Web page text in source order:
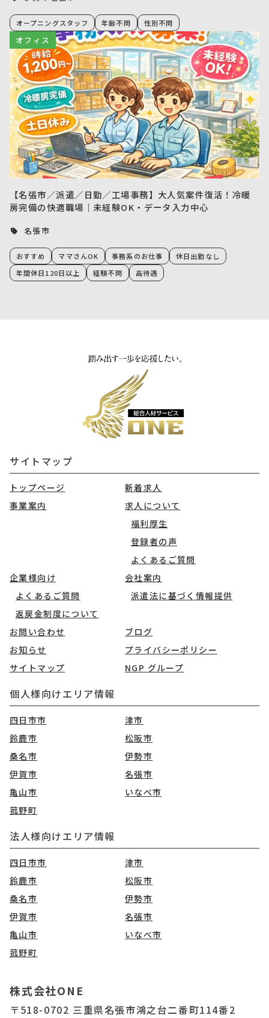
オープニングスタッフ 年齢不問 性別不問
オフィス
【名張市／派遣／日勤／工場事務】大人気案件復活！冷暖
房完備の快適職場｜未経験OK・データ入力中心
名張市
おすすめ ママさんOK 事務系のお仕事
休日出勤なし
年間休日120日以上
経験不問 高待遇
サイトマップ
トップページ
新着求人
事業案内
求人について
福利厚生
登録者の声
よくあるご質問
企業様向け
よくあるご質問
返戻金制度について
会社案内
派遣法に基づく情報提供
お問い合わせ
ブログ
お知らせ
プライバシーポリシー
サイトマップ
NGP グループ
個人様向けエリア情報
四日市市
津市
鈴鹿市
松阪市
桑名市
伊勢市
伊賀市
名張市
亀山市
いなべ市
菰野町
法人様向けエリア情報
四日市市
津市
鈴鹿市
松阪市
桑名市
伊勢市
伊賀市
名張市
亀山市
いなべ市
菰野町
株式会社ONE
〒518-0702 三重県名張市鴻之台二番町114番2